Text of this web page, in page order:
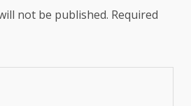
not be published. Required